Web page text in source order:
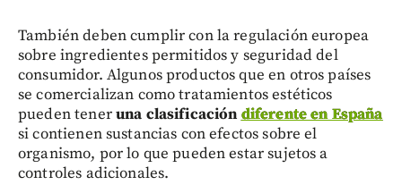
También deben cumplir con la regulación europea
sobre ingredientes permitidos y seguridad del
consumidor. Algunos productos que en otros países
se comercializan como tratamientos estéticos
pueden teneruna clasificación diferente en España
si contienen sustancias con efectos sobre el
organismo, por lo que pueden estar sujetos a
controles adicionales.